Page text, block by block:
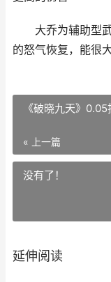
大乔为辅助型
的怒气恢复，能很
《破晓九天》
« 上一篇
没有了！
延伸阅读